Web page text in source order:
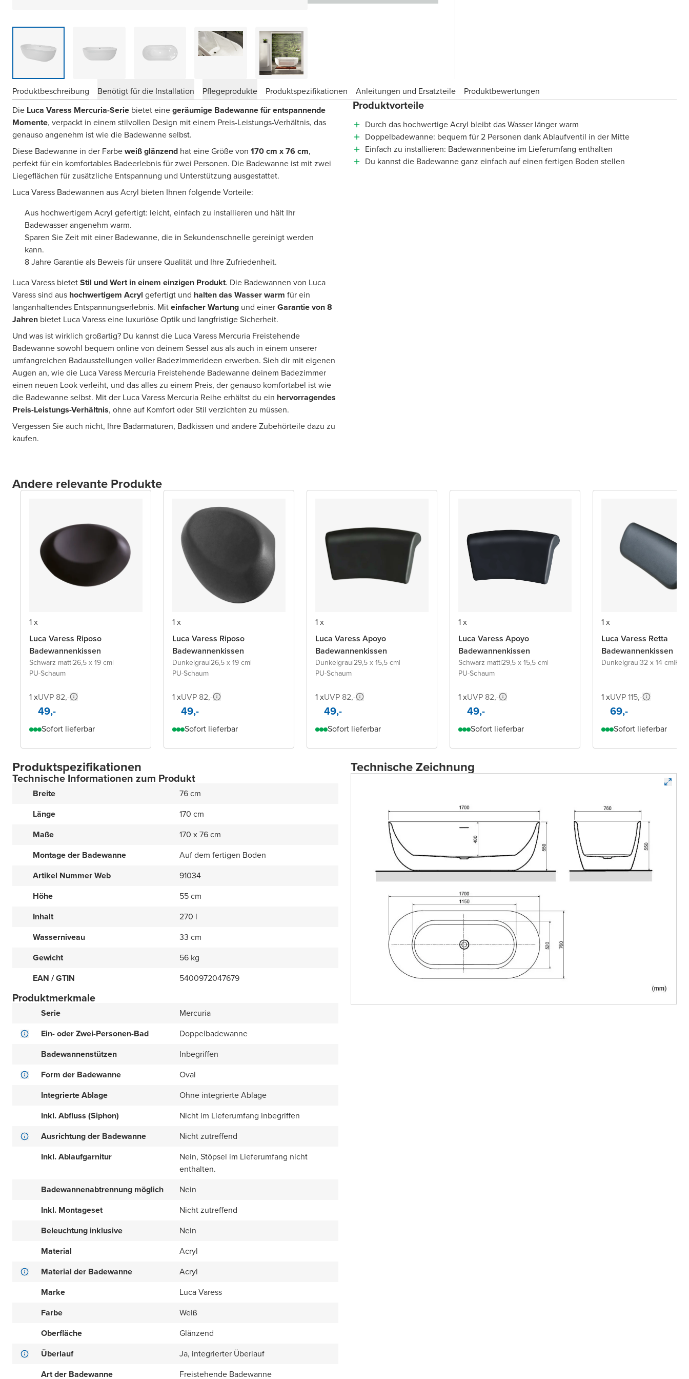
Produktbeschreibung Benötigt für die Installation Pflegeprodukte Produktspezifikationen Anleitungen und Ersatzteile
Produktbewertungen
Die Luca Varess Mercuria-Serie bietet einegeräumige Badewanne für entspannende
Momente, verpackt in einem stilvollen Design mit einem Preis-Leistungs-Verhältnis, das
genauso angenehm ist wie die Badewanne selbst.
Diese Badewanne in der Farbeweiß glänzend hat eine Größe von 170 cm x 76 cm,
perfekt für ein komfortables Badeerlebnis für zwei Personen. Die Badewanne ist mit zwei
Liegeflächen für zusätzliche Entspannung und Unterstützung ausgestattet.
Luca Varess Badewannen aus Acryl bieten Ihnen folgende Vorteile:
Aus hochwertigem Acryl gefertigt: leicht, einfach zu installieren und hält Ihr
Badewasser angenehm warm.
Sparen Sie Zeit mit einer Badewanne, die in Sekundenschnelle gereinigt werden
kann.
8 Jahre Garantie als Beweis für unsere Qualität und Ihre Zufriedenheit.
Luca Varess bietetStil und Wert in einem einzigen Produkt. Die Badewannen von Luca
Varess sind aus hochwertigem Acryl gefertigt und halten das Wasser warm für ein
langanhaltendes Entspannungserlebnis. Miteinfacher Wartung und einerGarantie von 8
Jahren bietet Luca Varess eine luxuriöse Optik und langfristige Sicherheit.
Und was ist wirklich großartig? Du kannst die Luca Varess Mercuria Freistehende
Badewanne sowohl bequem online von deinem Sessel aus als auch in einem unserer
umfangreichen Badausstellungen voller Badezimmerideen erwerben. Sieh dir mit eigenen
Augen an, wie die Luca Varess Mercuria Freistehende Badewanne deinem Badezimmer
einen neuen Look verleiht, und das alles zu einem Preis, der genauso komfortabel ist wie
die Badewanne selbst. Mit der Luca Varess Mercuria Reihe erhältst du ein hervorragendes
Preis-Leistungs-Verhältnis, ohne auf Komfort oder Stil verzichten zu müssen.
Vergessen Sie auch nicht, Ihre Badarmaturen, Badkissen und andere Zubehörteile dazu zu
kaufen.
Produktvorteile
Durch das hochwertige Acryl bleibt das Wasser länger warm
Doppelbadewanne: bequem für 2 Personen dank Ablaufventil in der Mitte
Einfach zu installieren: Badewannenbeine im Lieferumfang enthalten
Du kannst die Badewanne ganz einfach auf einen fertigen Boden stellen
Andere relevante Produkte
1 x
Luca Varess Riposo
Badewannenkissen
Schwarz matt|26,5 x 19 cm|
PU-Schaum
1 xUVP 82,-
49,-
Sofort lieferbar
1 x
Luca Varess Riposo
Badewannenkissen
Dunkelgrau|26,5 x 19 cm|
PU-Schaum
1 xUVP 82,-
49,-
Sofort lieferbar
1 x
Luca Varess Apoyo
Badewannenkissen
Dunkelgrau|29,5 x 15,5 cm|
PU-Schaum
1 xUVP 82,-
49,-
Sofort lieferbar
1 x
Luca Varess Apoyo
Badewannenkissen
Schwarz matt|29,5 x 15,5 cm|
PU-Schaum
1 xUVP 82,-
49,-
Sofort lieferbar
1 x
Luca Varess Retta
Badewannenkissen
Dunkelgrau|32 x 14 cm|
1 xUVP 115,-
69,-
Sofort lieferbar
Produktspezifikationen
Technische Informationen zum Produkt
Breite
76 cm
Länge
170 cm
Maße
170 x 76 cm
Montage der Badewanne
Auf dem fertigen Boden
Artikel Nummer Web
91034
Höhe
55 cm
Inhalt
270 l
Wasserniveau
33 cm
Gewicht
56 kg
EAN / GTIN
5400972047679
Produktmerkmale
Serie
Mercuria
Ein- oder Zwei-Personen-Bad
Doppelbadewanne
Badewannenstützen
Inbegriffen
Form der Badewanne
Oval
Integrierte Ablage
Ohne integrierte Ablage
Inkl. Abfluss (Siphon)
Nicht im Lieferumfang inbegriffen
Ausrichtung der Badewanne
Nicht zutreffend
Inkl. Ablaufgarnitur
Nein, Stöpsel im Lieferumfang nicht
enthalten.
Badewannenabtrennung möglich
Nein
Inkl. Montageset
Nicht zutreffend
Beleuchtung inklusive
Nein
Material
Acryl
Material der Badewanne
Acryl
Marke
Luca Varess
Farbe
Weiß
Oberfläche
Glänzend
Überlauf
Ja, integrierter Überlauf
Art der Badewanne
Freistehende Badewanne
Technische Zeichnung